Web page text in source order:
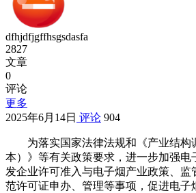
dfhjdfjgffhsgsdasfa
2827
文章
0
评论
更多
2025年6月14日 评论 904
为落实国家法律法规和《产业结构
本）》等有关政策要求，进一步加强电
发企业许可准入与电子烟产业政策、监
范许可证申办、管理等事项，促进电子